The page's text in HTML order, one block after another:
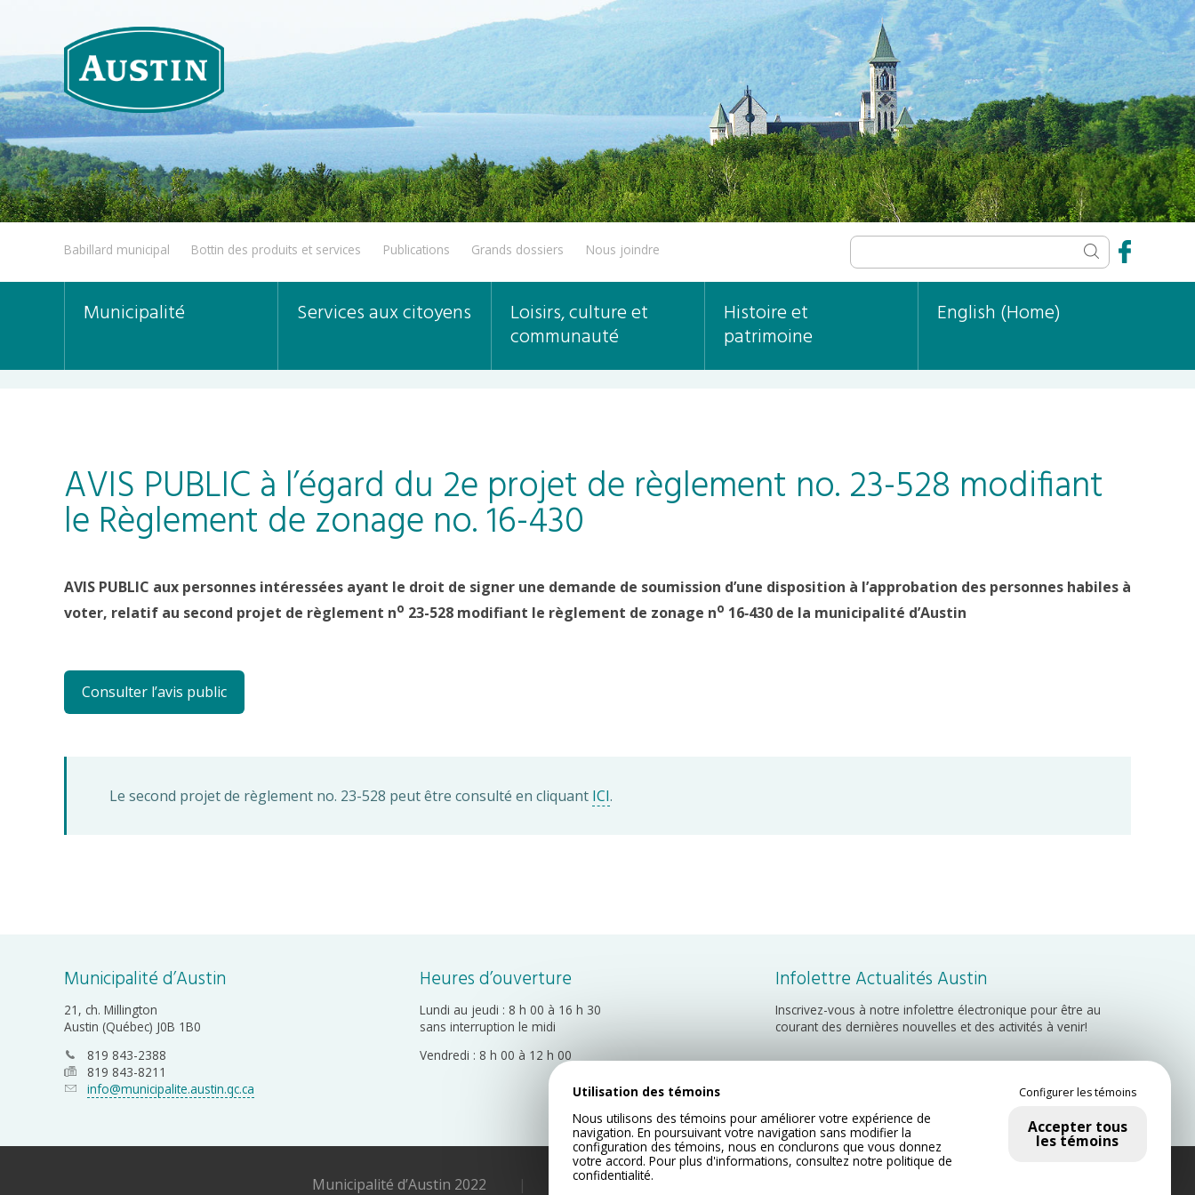
Babillard municipal Bottin des produits et services Publications Grands dossiers Nous joindre
Municipalité Services aux citoyens Loisirs, culture et
communauté
Histoire et
patrimoine
English (Home)
AVIS PUBLIC à l’égard du 2e projet de règlement no. 23-528 modifiant
le Règlement de zonage no. 16-430
AVIS PUBLIC aux personnes intéressées ayant le droit de signer une demande de soumission d’une disposition à l’approbation des personnes habiles à
voter, relatif au second projet de règlement no 23-528 modifiant le règlement de zonage no 16‑430 de la municipalité d’Austin
Consulter l’avis public
Le second projet de règlement no. 23-528 peut être consulté en cliquant ICI.
Municipalité d’Austin
21, ch. Millington
Austin (Québec) J0B 1B0
819 843-2388
819 843-8211
info@municipalite.austin.qc.ca
Heures d’ouverture
Lundi au jeudi : 8 h 00 à 16 h 30
sans interruption le midi
Vendredi : 8 h 00 à 12 h 00
Infolettre Actualités Austin
Inscrivez-vous à notre infolettre électronique pour être au
courant des dernières nouvelles et des activités à venir!
Municipalité d’Austin 2022 | Plan du site
Utilisation des témoins
Nous utilisons des témoins pour améliorer votre expérience de
navigation. En poursuivant votre navigation sans modifier la
configuration des témoins, nous en conclurons que vous donnez
votre accord. Pour plus d'informations, consultez notre politique de
confidentialité.
Configurer les témoins
Accepter tous
les témoins